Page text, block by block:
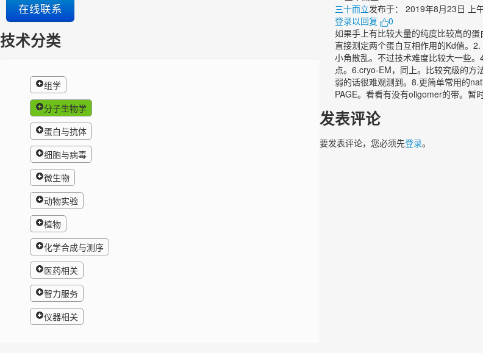
在线联系
技术分类
组学
分子生物学
蛋白与抗体
细胞与病毒
微生物
动物实验
植物
化学合成与测序
医药相关
智力服务
仪器相关
三十而立发布于： 2019年8月23日 上
登录以回复
0
如果手上有比较大量的纯度比较高的
直接测定两个蛋白互相作用的Kd值。
小角散乱。不过技术难度比较大一些
点。6.cryo-EM，同上。比较究级的方
弱的话很难观测到。8.更简单常用的
PAGE。看看有没有oligomer的带。暂
发表评论
要发表评论，您必须先登录。